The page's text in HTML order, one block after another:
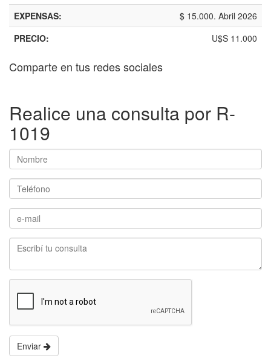
EXPENSAS:
$ 15.000. Abril 2026
PRECIO:
U$S 11.000
Comparte en tus redes sociales
Realice una consulta por R-
1019
Enviar